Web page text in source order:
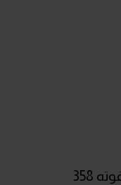
تتوفر السيارة باختيارين لمنظومة القوة؛ في أول فئتين تعتمد على محرك كهربي خلفي قوته 358